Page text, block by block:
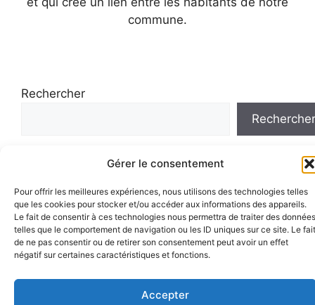
Gérer le consentement
Pour offrir les meilleures expériences, nous utilisons des technologies telles
que les cookies pour stocker et/ou accéder aux informations des appareils.
Le fait de consentir à ces technologies nous permettra de traiter des données
telles que le comportement de navigation ou les ID uniques sur ce site. Le fait
de ne pas consentir ou de retirer son consentement peut avoir un effet
négatif sur certaines caractéristiques et fonctions.
Accepter
commune.
Rechercher
Rechercher
© 2026 Terssac Events• Construit avec
GeneratePress